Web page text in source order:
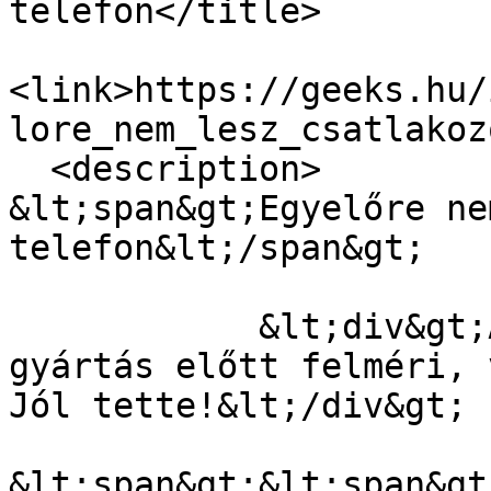
telefon</title>
<link>https://geeks.hu/
&lt;span&gt;Egyelőre
telefon&lt;/span&gt;
gyártás előtt felméri,
Jól tette!&lt;/div&gt;